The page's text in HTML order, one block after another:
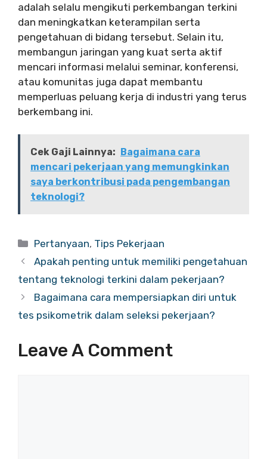
adalah selalu mengikuti perkembangan terkini
dan meningkatkan keterampilan serta
pengetahuan di bidang tersebut. Selain itu,
membangun jaringan yang kuat serta aktif
mencari informasi melalui seminar, konferensi,
atau komunitas juga dapat membantu
memperluas peluang kerja di industri yang terus
berkembang ini.
Cek Gaji Lainnya: Bagaimana cara
mencari pekerjaan yang memungkinkan
saya berkontribusi pada pengembangan
teknologi?
Categories
Pertanyaan, Tips Pekerjaan
Apakah penting untuk memiliki pengetahuan
tentang teknologi terkini dalam pekerjaan?
Bagaimana cara mempersiapkan diri untuk
tes psikometrik dalam seleksi pekerjaan?
Leave A Comment